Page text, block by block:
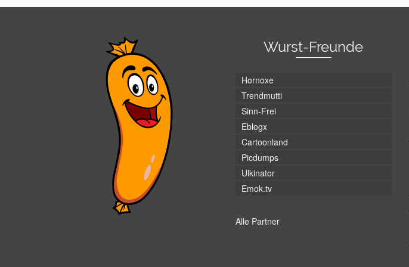
Wurst-Freunde
Hornoxe
Trendmutti
Sinn-Frei
Eblogx
Cartoonland
Picdumps
Ulkinator
Emok.tv
Alle Partner